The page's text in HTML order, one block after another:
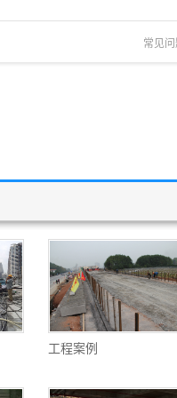
常见
工程案例